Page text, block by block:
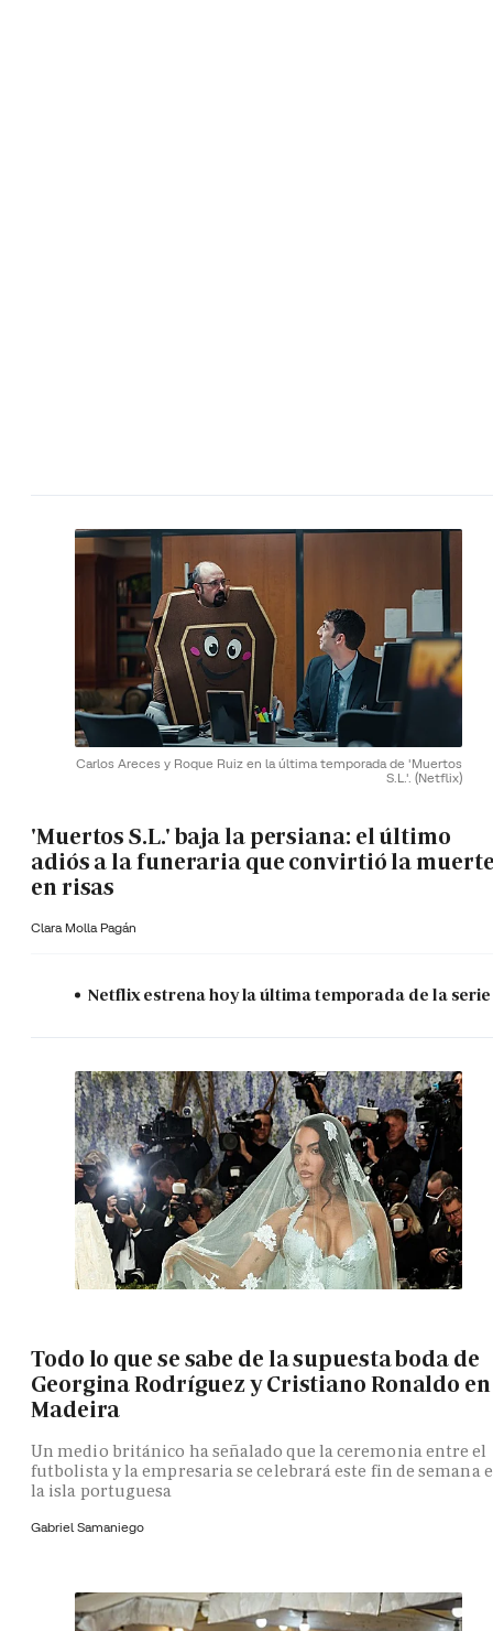
Carlos Areces y Roque Ruiz en la última temporada de 'Muertos
S.L.'. (Netflix)
'Muertos S.L.' baja la persiana: el último
adiós a la funeraria que convirtió la
en risas
Clara Molla Pagán
Netflix estrena hoy la última temporada de la serie
Todo lo que se sabe de la supuesta boda de
Georgina Rodríguez y Cristiano Ronaldo en
Madeira
Un medio británico ha señalado que la ceremonia entre el
futbolista y la empresaria se celebrará este fin de semana
la isla portuguesa
Gabriel Samaniego